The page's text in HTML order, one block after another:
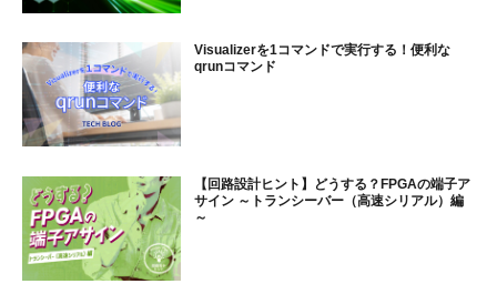
Visualizerを1コマンドで実行する！便利な
qrunコマンド
【回路設計ヒント】どうする？FPGAの端子ア
サイン ～トランシーバー（高速シリアル）編
～